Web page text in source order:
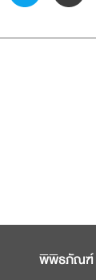
พิพิธภัณฑ์